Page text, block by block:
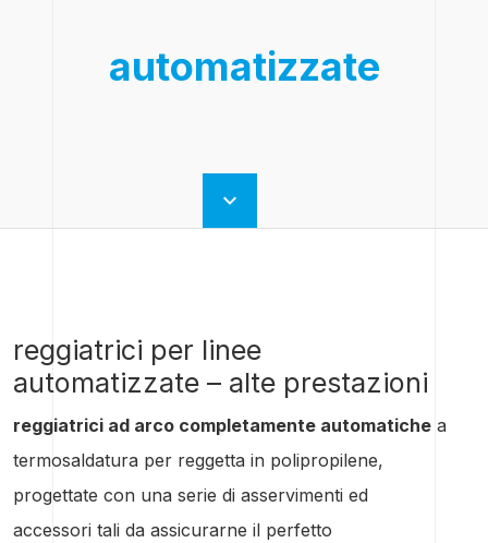
automatizzate
reggiatrici per linee
automatizzate – alte prestazioni
reggiatrici ad arco completamente automatiche a
termosaldatura per reggetta in polipropilene,
progettate con una serie di asservimenti ed
accessori tali da assicurarne il perfetto